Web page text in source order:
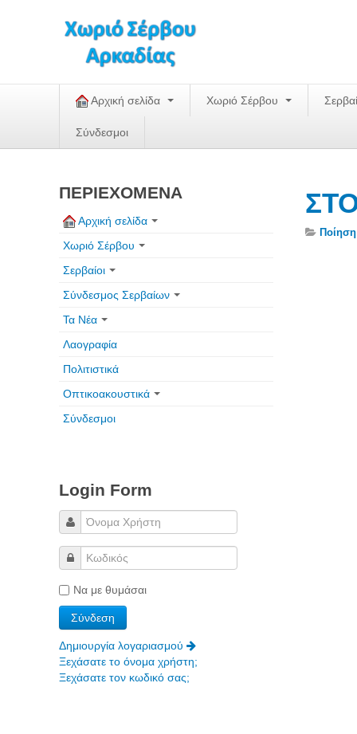
Αρχική σελίδα Χωριό Σέρβου
Σύνδεσμοι
Ποίηση
ΠΕΡΙΕΧΟΜΕΝΑ
Αρχική σελίδα
Χωριό Σέρβου
Σερβαίοι
Σύνδεσμος Σερβαίων
Τα Νέα
Λαογραφία
Πολιτιστικά
Οπτικοακουστικά
Σύνδεσμοι
Login Form
Να με θυμάσαι
Δημιουργία λογαριασμού
Ξεχάσατε το όνομα χρήστη;
Ξεχάσατε τον κωδικό σας;